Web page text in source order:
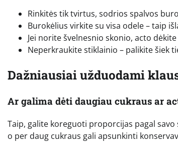
Rinkitės tik tvirtus, sodrios spalvos
Burokėlius virkite su visa odele – taip
Jei norite švelnesnio skonio, acto
Neperkraukite stiklainio – palikite šiek
Dažniausiai užduodami
Ar galima dėti daugiau cukraus ar
Taip, galite koreguoti proporcijas pagal
o per daug cukraus gali apsunkinti